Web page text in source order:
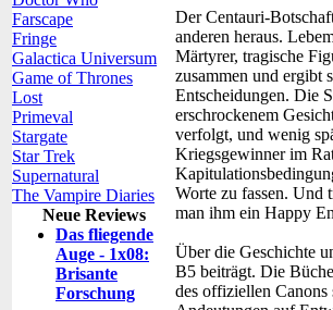
Farscape
Fringe
Galactica Universum
Game of Thrones
Lost
Primeval
Stargate
Star Trek
Supernatural
The Vampire Diaries
Neue Reviews
Das fliegende
Auge - 1x08:
Brisante
Forschung
Der Centauri-
anderen heraus.
Märtyrer, tragische
zusammen und ergibt
Entscheidungen. Die
erschrockenem
verfolgt, und wenig
Kriegsgewinner im
Worte zu fassen. Und
man ihm ein Happy
Über die Geschichte
B5 beiträgt. Die
des offiziellen